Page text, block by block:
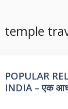
temple
POPULAR
INDIA – एक